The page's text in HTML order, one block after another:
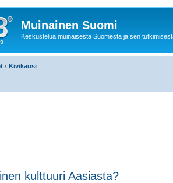
Muinainen Suomi
Keskustelua muinaisesta Suomesta ja sen
‹ Kivikausi
kulttuuri Aasiasta?